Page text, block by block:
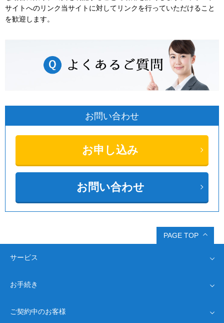
サイトへのリンク当サイトに対してリンクを行っていただけること
を歓迎します。
お問い合わせ
お申し込み
お問い合わせ
PAGE TOP
サービス
インターネット回線
Driveプロバイダ
お手続き
オプション
ご契約中のお客様